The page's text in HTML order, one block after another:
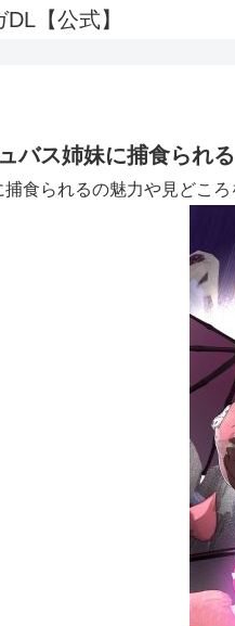
【公式】
バス姉妹に捕食られ
捕食られるの魅力や見どころ